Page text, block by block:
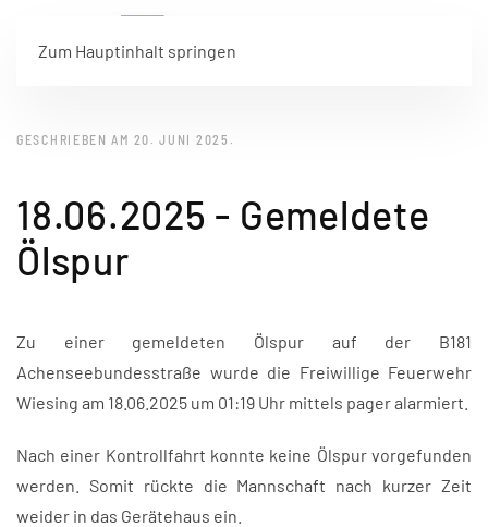
Zum Hauptinhalt springen
GESCHRIEBEN AM 20. JUNI 2025 .
18.06.2025 - Gemeldete
Ölspur
Zu einer gemeldeten Ölspur auf der B181
Achenseebundesstraße wurde die Freiwillige Feuerwehr
Wiesing am 18.06.2025 um 01:19 Uhr mittels pager alarmiert.
Nach einer Kontrollfahrt konnte keine Ölspur vorgefunden
werden. Somit rückte die Mannschaft nach kurzer Zeit
weider in das Gerätehaus ein.